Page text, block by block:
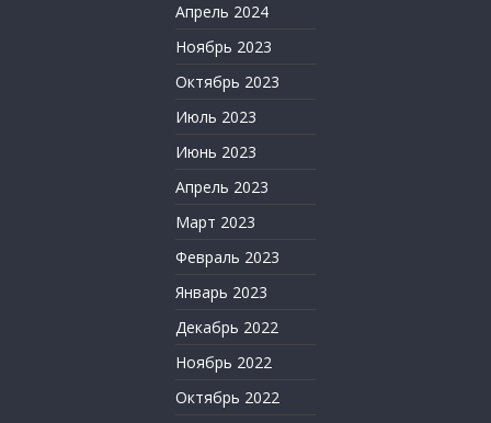
Апрель 2024
Ноябрь 2023
Октябрь 2023
Июль 2023
Июнь 2023
Апрель 2023
Март 2023
Февраль 2023
Январь 2023
Декабрь 2022
Ноябрь 2022
Октябрь 2022